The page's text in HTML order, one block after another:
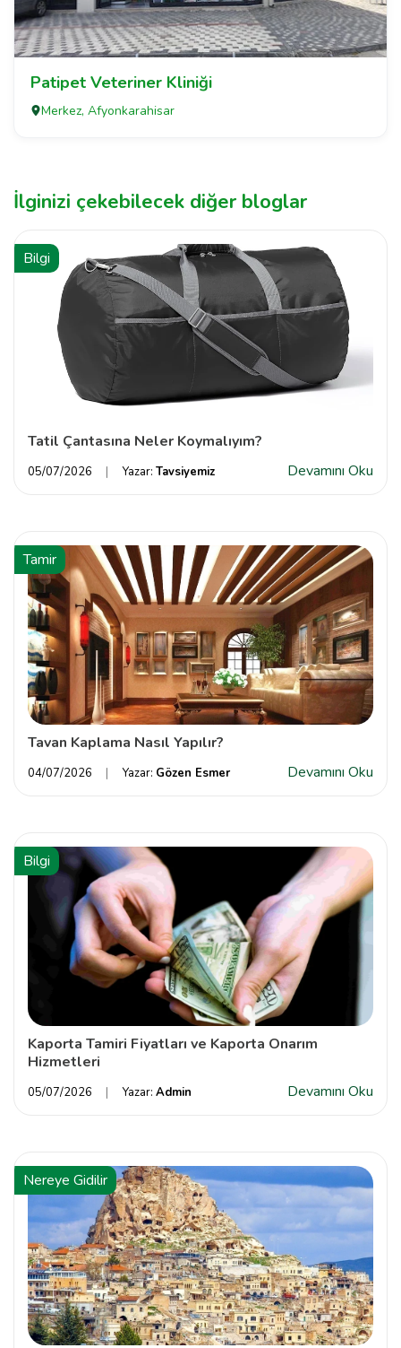
Patipet Veteriner Kliniği
Merkez, Afyonkarahisar
İlginizi çekebilecek diğer bloglar
Bilgi
Tatil Çantasına Neler Koymalıyım?
05/07/2026 Yazar: Tavsiyemiz Devamını Oku
Tamir
Tavan Kaplama Nasıl Yapılır?
04/07/2026 Yazar: Gözen Esmer Devamını Oku
Bilgi
Kaporta Tamiri Fiyatları ve Kaporta Onarım
Hizmetleri
05/07/2026 Yazar: Admin Devamını Oku
Nereye Gidilir